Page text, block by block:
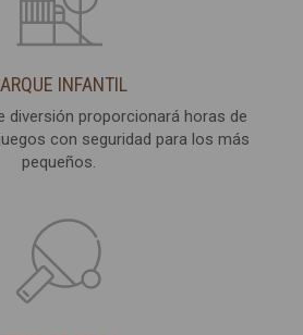
INFANTIL
diversión proporcionará horas de
con seguridad para los más
pequeños.